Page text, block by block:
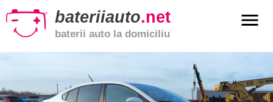
bateriiauto.net
baterii auto la domiciliu
menu